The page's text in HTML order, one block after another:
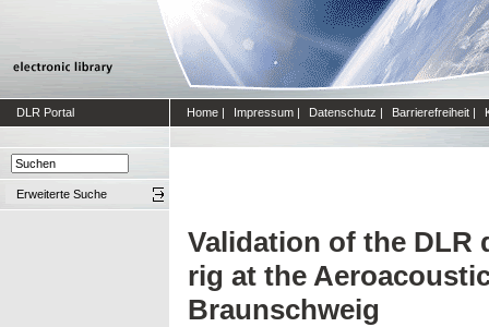
DLR Portal Home | Impressum | Datenschutz | Barrierefreiheit |
Erweiterte Suche
Validation of the DLR
rig at the
Braunschweig